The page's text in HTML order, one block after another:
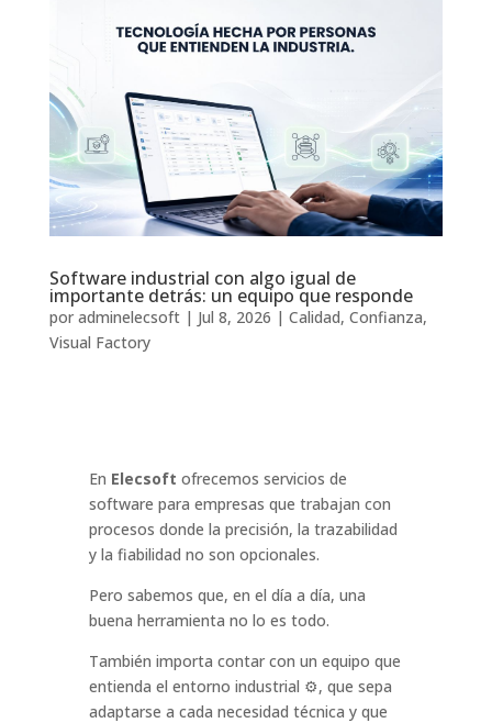
Software industrial con algo igual de
importante detrás: un equipo que responde
por adminelecsoft| Jul 8, 2026 | Calidad, Confianza,
Visual Factory
En Elecsoft ofrecemos servicios de
software para empresas que trabajan con
procesos donde la precisión, la trazabilidad
y la fiabilidad no son opcionales.
Pero sabemos que, en el día a día, una
buena herramienta no lo es todo.
También importa contar con un equipo que
entienda el entorno industrial ⚙️, que sepa
adaptarse a cada necesidad técnica y que